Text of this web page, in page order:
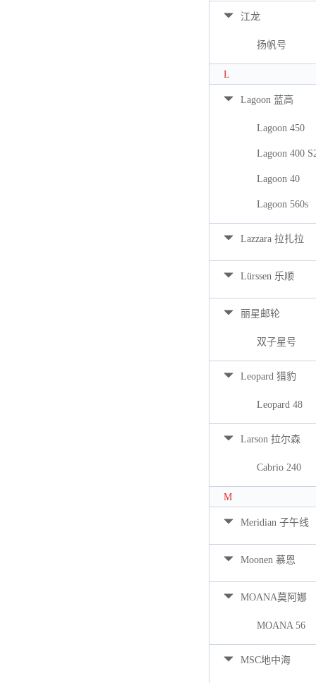
江龙
扬帆号
L
Lagoon 蓝高
Lagoon 450
Lagoon 400
Lagoon 40
Lagoon 560s
Lazzara 拉扎拉
Lürssen 乐顺
丽星邮轮
双子星号
Leopard 猎豹
Leopard 48
Larson 拉尔森
Cabrio 240
M
Meridian 子午线
Moonen 慕恩
MOANA莫阿娜
MOANA 56
MSC地中海